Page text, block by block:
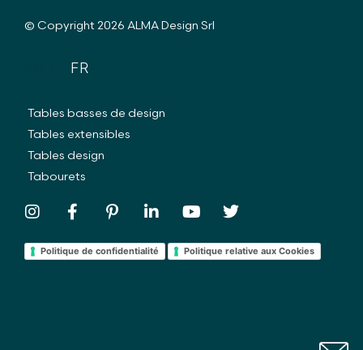
© Copyright 2026 ALMA Design Srl
FR
Tables basses de design
Tables extensibles
Tables design
Tabourets
Politique de confidentialité Politique relative aux Cookies